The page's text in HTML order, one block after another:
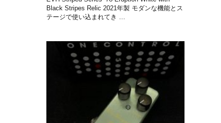
Black Stripes Relic 2021年製 モダンな機能とス
テージで使い込まれてき …